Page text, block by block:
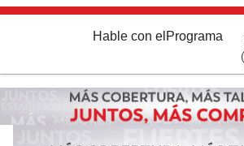
Hable con el Programa